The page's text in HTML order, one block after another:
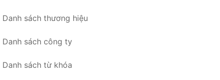
Danh sách thương hiệu
Danh sách công ty
Danh sách từ khóa